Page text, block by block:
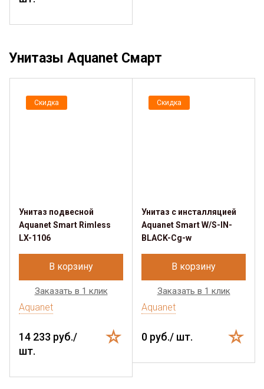
Унитазы Aquanet Смарт
Скидка
Унитаз подвесной
Aquanet Smart Rimless
LX-1106
В корзину
Заказать в 1 клик
Aquanet
14 233 руб./
шт.
Скидка
Унитаз с инсталляцией
Aquanet Smart W/S-IN-
BLACK-Cg-w
В корзину
Заказать в 1 клик
Aquanet
0 руб./ шт.